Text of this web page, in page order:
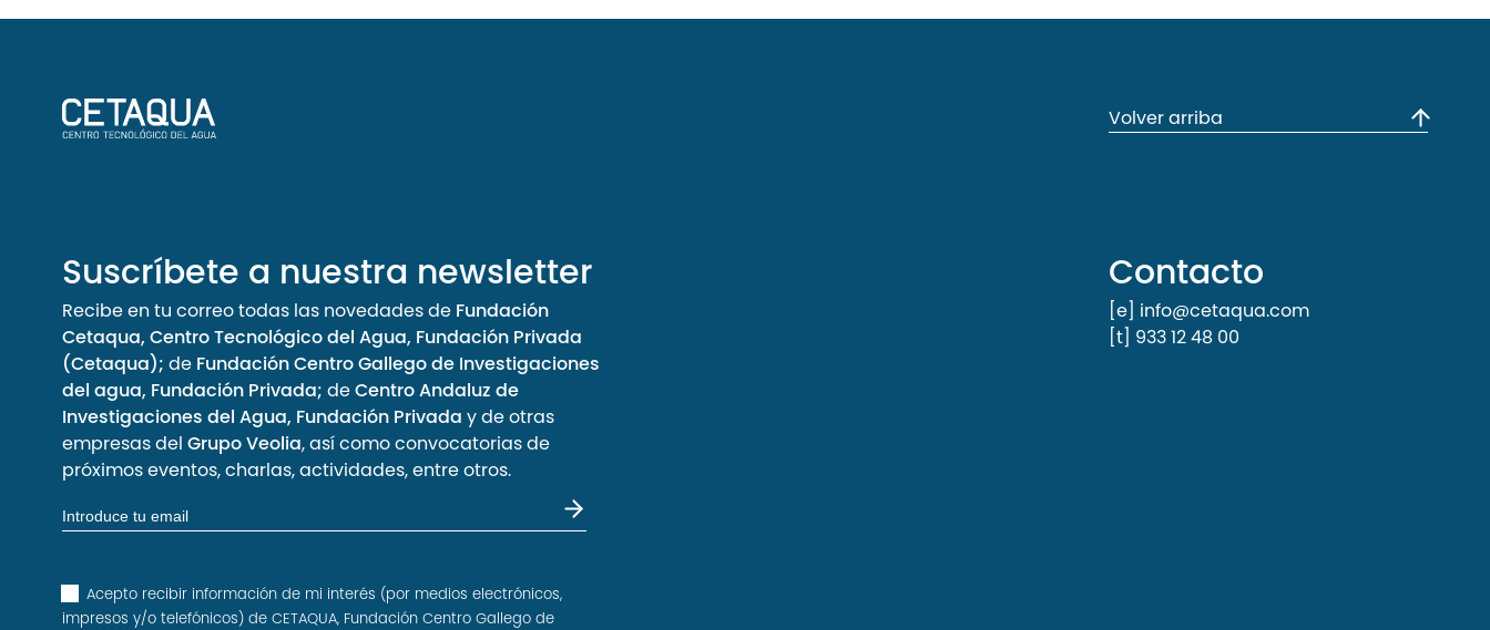
Volver arriba
Suscríbete a nuestra newsletter
Recibe en tu correo todas las novedades de Fundación
Cetaqua, Centro Tecnológico del Agua, Fundación Privada
(Cetaqua); de Fundación Centro Gallego de Investigaciones
del agua, Fundación Privada; deCentro Andaluz de
Investigaciones del Agua, Fundación Privada y de otras
empresas del Grupo Veolia, así como convocatorias de
próximos eventos, charlas, actividades, entre otros.
Acepto recibir información de mi interés (por medios electrónicos,
impresos y/o telefónicos) de CETAQUA, Fundación Centro Gallego de
Contacto
[e] info@cetaqua.com
[t] 933 12 48 00